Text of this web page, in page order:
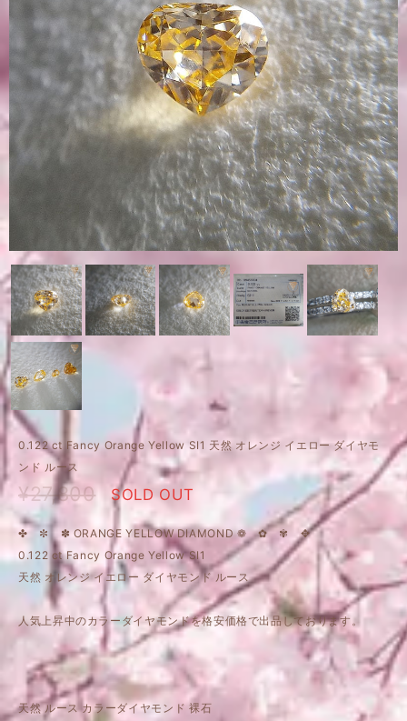
0.122 ct Fancy Orange Yellow SI1 天然 オレンジ イエロー ダイヤモ
ンド ルース
¥27,800 SOLD OUT
✤ ✼ ✽ ORANGE YELLOW DIAMOND ❁ ✿ ✾ ✥
0.122 ct Fancy Orange Yellow SI1
天然 オレンジ イエロー ダイヤモンド ルース
人気上昇中のカラーダイヤモンドを格安価格で出品しております。
天然 ルース カラーダイヤモンド 裸石